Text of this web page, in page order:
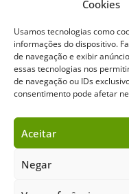
Cookies
Usamos tecnologias como
informações do dispositivo.
de navegação e exibir
essas tecnologias nos
de navegação ou IDs
consentimento pode afetar
Aceitar
Negar
Mídia Kit
Sobre o